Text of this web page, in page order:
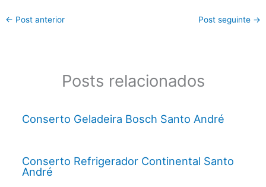
← Post anterior Post seguinte →
Posts relacionados
Conserto Geladeira Bosch Santo André
Conserto Refrigerador Continental Santo
André